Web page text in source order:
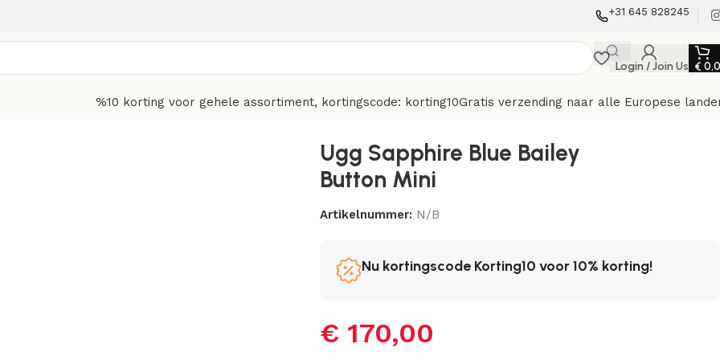
+31 645 828245
Login / Join Us €
%10 korting voor gehele assortiment, kortingscode: korting10Gratis verzending naar alle Europese
Ugg Sapphire Blue Bailey
Button Mini
Artikelnummer: N/B
Nu kortingscode Korting10 voor 10% korting!
€ 170,00